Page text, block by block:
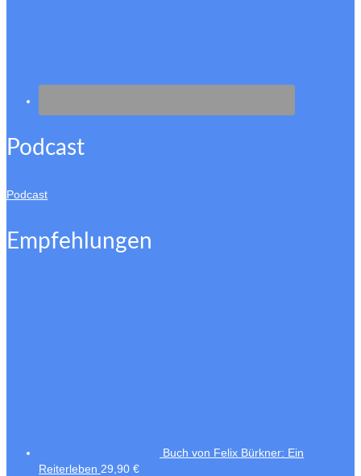
Podcast
Podcast
Empfehlungen
Buch von Felix Bürkner: Ein
Reiterleben 29,90 €